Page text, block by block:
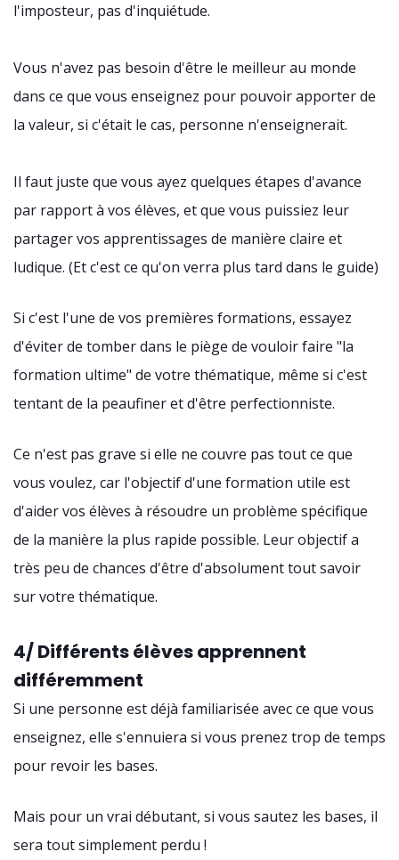
l'imposteur, pas d'inquiétude.
Vous n'avez pas besoin d'être le meilleur au monde
dans ce que vous enseignez pour pouvoir apporter de
la valeur, si c'était le cas, personne n'enseignerait.
Il faut juste que vous ayez quelques étapes d'avance
par rapport à vos élèves, et que vous puissiez leur
partager vos apprentissages de manière claire et
ludique. (Et c'est ce qu'on verra plus tard dans le guide)
Si c'est l'une de vos premières formations, essayez
d'éviter de tomber dans le piège de vouloir faire "la
formation ultime" de votre thématique, même si c'est
tentant de la peaufiner et d'être perfectionniste.
Ce n'est pas grave si elle ne couvre pas tout ce que
vous voulez, car l'objectif d'une formation utile est
d'aider vos élèves à résoudre un problème spécifique
de la manière la plus rapide possible. Leur objectif a
très peu de chances d'être d'absolument tout savoir
sur votre thématique.
4/ Différents élèves apprennent
différemment
Si une personne est déjà familiarisée avec ce que vous
enseignez, elle s'ennuiera si vous prenez trop de temps
pour revoir les bases.
Mais pour un vrai débutant, si vous sautez les bases, il
sera tout simplement perdu !